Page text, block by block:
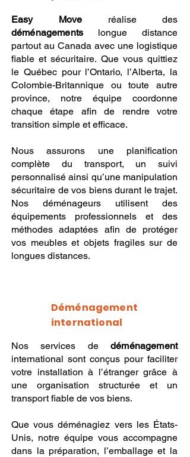
Easy Move réalise des
déménagements longue distance
partout au Canada avec une logistique
fiable et sécuritaire. Que vous quittiez
le Québec pour l’Ontario, l’Alberta, la
Colombie-Britannique ou toute autre
province, notre équipe coordonne
chaque étape afin de rendre votre
transition simple et efficace.
Nous assurons une planification
complète du transport, un suivi
personnalisé ainsi qu’une manipulation
sécuritaire de vos biens durant le trajet.
Nos déménageurs utilisent des
équipements professionnels et des
méthodes adaptées afin de protéger
vos meubles et objets fragiles sur de
longues distances.
Déménagement
international
Nos services dedéménagement
international sont conçus pour faciliter
votre installation à l’étranger grâce à
une organisation structurée et un
transport fiable de vos biens.
Que vous déménagiez vers les États-
Unis, notre équipe vous accompagne
dans la préparation, l’emballage et la